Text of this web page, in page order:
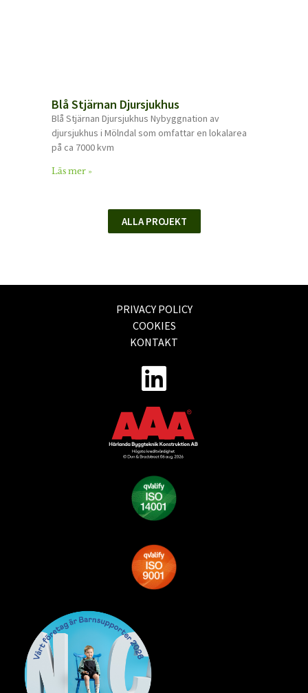
Blå Stjärnan Djursjukhus
Blå Stjärnan Djursjukhus Nybyggnation av
djursjukhus i Mölndal som omfattar en lokalarea
på ca 7000 kvm
Läs mer »
ALLA PROJEKT
PRIVACY POLICY
COOKIES
KONTAKT